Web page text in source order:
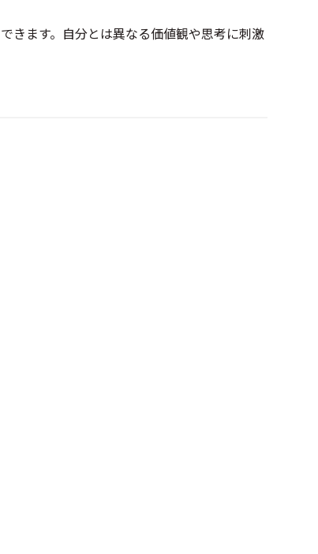
きます。自分とは異なる価値観や思考に刺激